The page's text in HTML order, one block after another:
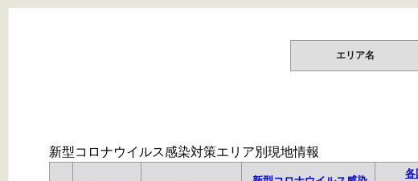
エリア名
新型コロナウイルス感染対策エリア別現地情報
各